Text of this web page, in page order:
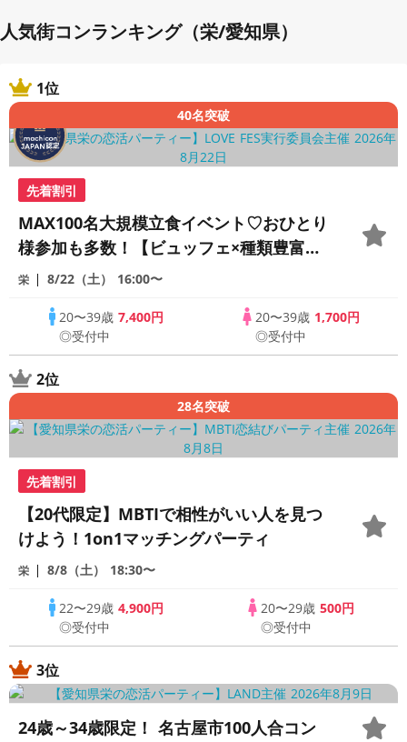
人気街コンランキング（栄/愛知県）
1位
40名突破
先着割引
MAX100名大規模立食イベント♡おひとり
様参加も多数！【ビュッフェ×種類豊富な
フリードリンク♪】【大人の広々ダイニン
栄 8/22（土） 16:00〜
20〜39歳7,400円
◎受付中
20〜39歳 1,700円
◎受付中
2位
28名突破
先着割引
【20代限定】MBTIで相性がいい人を見つ
けよう！1on1マッチングパーティ
栄 8/8（土） 18:30〜
22〜29歳4,900円
◎受付中
20〜29歳 500円
◎受付中
3位
24歳～34歳限定！ 名古屋市100人合コン